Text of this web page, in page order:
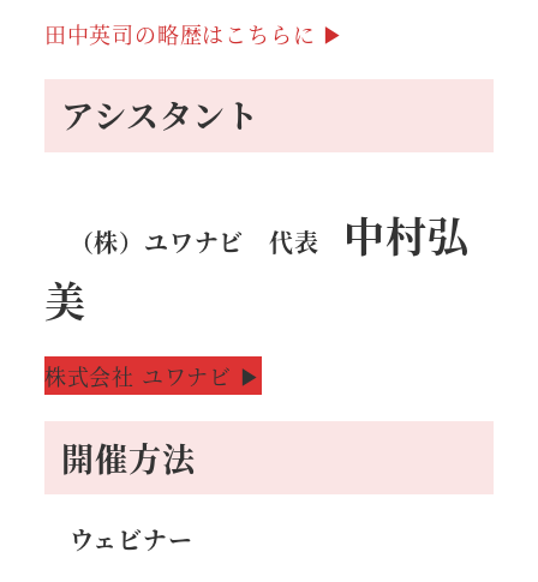
田中英司の略歴はこちらに ▶
アシスタント
（株）ユワナビ 代表 中村弘
美
株式会社 ユワナビ ▶
開催方法
ウェビナー